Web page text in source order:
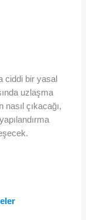
ciddi bir yasal
uzlaşma
nasıl çıkacağı,